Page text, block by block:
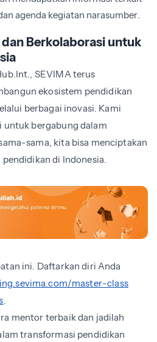
agenda kegiatan narasumber.
Berkolaborasi untuk
SEVIMA terus
ekosistem pendidikan
berbagai inovasi. Kami
untuk bergabung dalam
sama, kita bisa menciptakan
di Indonesia.
ini. Daftarkan diri Anda
master-class
.
mentor terbaik dan jadilah
transformasi pendidikan